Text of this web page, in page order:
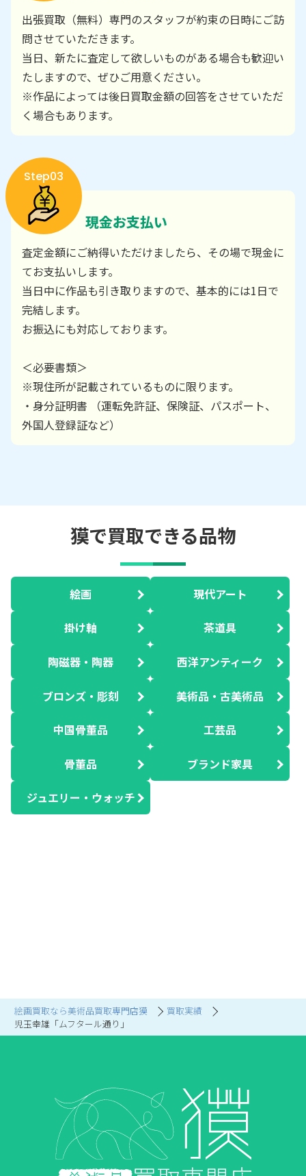
絵画買取なら美術品買取専門店獏
買取実績
児玉幸雄「ムフタール通り」
出張買取（無料）専門のスタッフが約束の日時にご訪
問させていただきます。
当日、新たに査定して欲しいものがある場合も歓迎い
たしますので、ぜひご用意ください。
※作品によっては後日買取金額の回答をさせていただ
く場合もあります。
Step03
現金お支払い
査定金額にご納得いただけましたら、その場で現金に
てお支払いします。
当日中に作品も引き取りますので、基本的には1日で
完結します。
お振込にも対応しております。
＜必要書類＞
※現住所が記載されているものに限ります。
・身分証明書 （運転免許証、保険証、パスポート、
外国人登録証など）
獏で買取できる品物
絵画 現代アート
掛け軸 茶道具
陶磁器・陶器 西洋アンティーク
ブロンズ・彫刻 美術品・古美術品
中国骨董品 工芸品
骨董品 ブランド家具
ジュエリー・ウォッチ